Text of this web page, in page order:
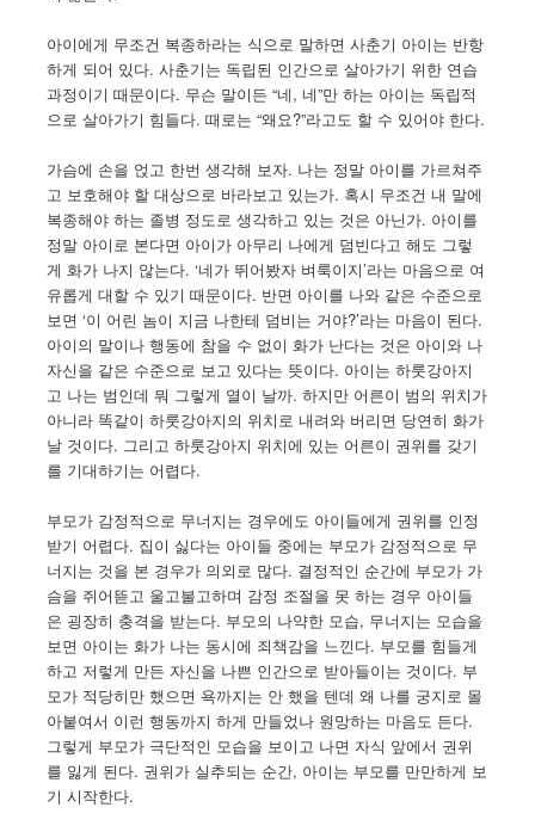
아이에게 무조건 복종하라는 식으로 말하면 사춘기 아이는 반항
하게 되어 있다. 사춘기는 독립된 인간으로 살아가기 위한 연습
과정이기 때문이다. 무슨 말이든 “네, 네”만 하는 아이는 독립적
으로 살아가기 힘들다. 때로는 “왜요?”라고도 할 수 있어야 한다.
가슴에 손을 얹고 한번 생각해 보자. 나는 정말 아이를 가르쳐주
고 보호해야 할 대상으로 바라보고 있는가. 혹시 무조건 내 말에
복종해야 하는 졸병 정도로 생각하고 있는 것은 아닌가. 아이를
정말 아이로 본다면 아이가 아무리 나에게 덤빈다고 해도 그렇
게 화가 나지 않는다. ‘네가 뛰어봤자 벼룩이지’라는 마음으로 여
유롭게 대할 수 있기 때문이다. 반면 아이를 나와 같은 수준으로
보면 ‘이 어린 놈이 지금 나한테 덤비는 거야?’라는 마음이 된다.
아이의 말이나 행동에 참을 수 없이 화가 난다는 것은 아이와 나
자신을 같은 수준으로 보고 있다는 뜻이다. 아이는 하룻강아지
고 나는 범인데 뭐 그렇게 열이 날까. 하지만 어른이 범의 위치가
아니라 똑같이 하룻강아지의 위치로 내려와 버리면 당연히 화가
날 것이다. 그리고 하룻강아지 위치에 있는 어른이 권위를 갖기
를 기대하기는 어렵다.
부모가 감정적으로 무너지는 경우에도 아이들에게 권위를 인정
받기 어렵다. 집이 싫다는 아이들 중에는 부모가 감정적으로 무
너지는 것을 본 경우가 의외로 많다. 결정적인 순간에 부모가 가
슴을 쥐어뜯고 울고불고하며 감정 조절을 못 하는 경우 아이들
은 굉장히 충격을 받는다. 부모의 나약한 모습, 무너지는 모습을
보면 아이는 화가 나는 동시에 죄책감을 느낀다. 부모를 힘들게
하고 저렇게 만든 자신을 나쁜 인간으로 받아들이는 것이다. 부
모가 적당히만 했으면 욕까지는 안 했을 텐데 왜 나를 궁지로 몰
아붙여서 이런 행동까지 하게 만들었나 원망하는 마음도 든다.
그렇게 부모가 극단적인 모습을 보이고 나면 자식 앞에서 권위
를 잃게 된다. 권위가 실추되는 순간, 아이는 부모를 만만하게 보
기 시작한다.